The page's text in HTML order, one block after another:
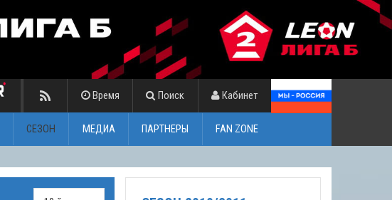
Время Поиск Кабинет
СЕЗОН МЕДИА ПАРТНЕРЫ FAN ZONE